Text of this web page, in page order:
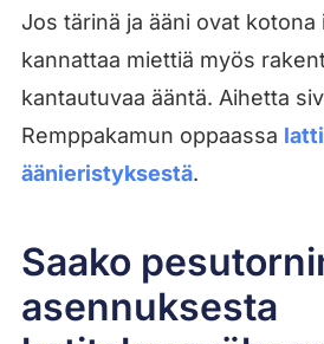
Jos tärinä ja ääni ovat
kannattaa miettiä myös
kantautuvaa ääntä. Aihetta
Remppakamun oppaassa
äänieristyksestä.
Saako
asennuksesta